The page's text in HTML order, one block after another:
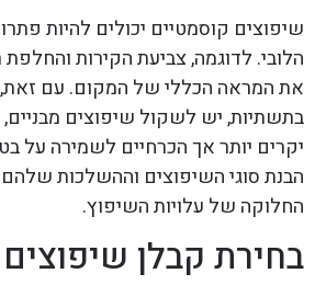
שיפוצים קוסמטיים יכולים להיות
הלובי. לדוגמה, צביעת הקירות והחלפת
את המראה הכללי של המקום. עם זאת,
בתשתיות, יש לשקול שיפוצים מבניים,
יקרים יותר אך הכרחיים לשמירה על
הבנת סוגי השיפוצים וההשלכות
החלוקה של עלויות השיפוץ.
בחירת קבלן שיפוצים